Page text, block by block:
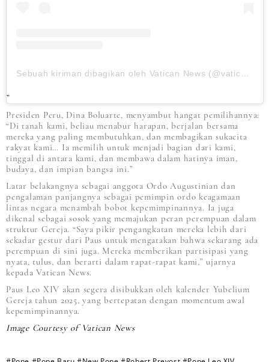
Presiden Peru, Dina Boluarte, menyambut hangat pemilihannya:
“Di tanah kami, beliau menabur harapan, berjalan bersama
mereka yang paling membutuhkan, dan membagikan sukacita
rakyat kami… Ia memilih untuk menjadi bagian dari kami,
tinggal di antara kami, dan membawa dalam hatinya iman,
budaya, dan impian bangsa ini.”
Latar belakangnya sebagai anggota Ordo Augustinian dan
pengalaman panjangnya sebagai pemimpin ordo keagamaan
lintas negara menambah bobot kepemimpinannya. Ia juga
dikenal sebagai sosok yang memajukan peran perempuan dalam
struktur Gereja. “Saya pikir pengangkatan mereka lebih dari
sekadar gestur dari Paus untuk mengatakan bahwa sekarang ada
perempuan di sini juga. Mereka memberikan partisipasi yang
nyata, tulus, dan berarti dalam rapat-rapat kami,” ujarnya
kepada Vatican News.
Paus Leo XIV akan segera disibukkan oleh kalender Yubelium
Gereja tahun 2025, yang bertepatan dengan momentum awal
kepemimpinannya.
Image Courtesy of Vatican News